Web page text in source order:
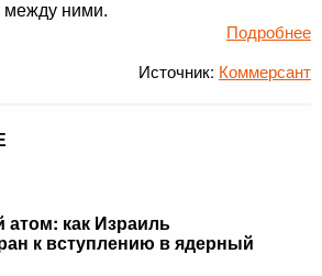
между ними.
Подробнее
Источник: Коммерсант
как Израиль
к вступлению в ядерный